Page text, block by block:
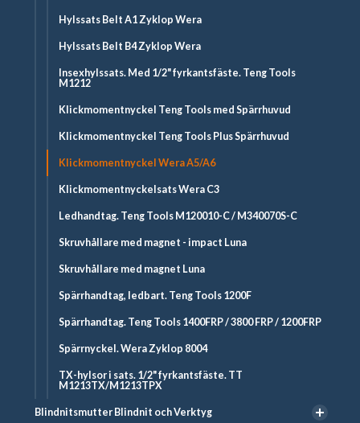
Hylssats Belt A1 Zyklop Wera
Hylssats Belt B4 Zyklop Wera
Insexhylssats. Med 1/2" fyrkantsfäste. Teng Tools
M1212
Klickmomentnyckel Teng Tools med Spärrhuvud
Klickmomentnyckel Teng Tools Plus Spärrhuvud
Klickmomentnyckel Wera A5/A6
Klickmomentnyckelsats Wera C3
Ledhandtag. Teng Tools M120010-C / M340070S-C
Skruvhållare med magnet - impact Luna
Skruvhållare med magnet Luna
Spärrhandtag, ledbart. Teng Tools 1200F
Spärrhandtag. Teng Tools 1400FRP / 3800 FRP / 1200FRP
Spärrnyckel. Wera Zyklop 8004
TX-hylsor i sats. 1/2" fyrkantsfäste. TT
M1213TX/M1213TPX
Blindnitsmutter Blindnit och Verktyg